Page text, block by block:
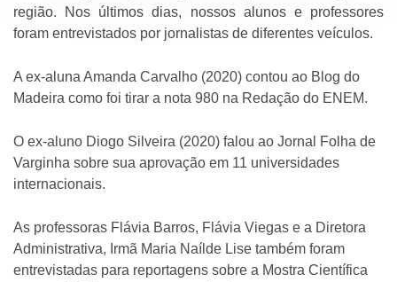
região. Nos últimos dias, nossos alunos e professores
foram entrevistados por jornalistas de diferentes veículos.
A ex-aluna Amanda Carvalho (2020) contou ao Blog do
Madeira como foi tirar a nota 980 na Redação do ENEM.
O ex-aluno Diogo Silveira (2020) falou ao Jornal Folha de
Varginha sobre sua aprovação em 11 universidades
internacionais.
As professoras Flávia Barros, Flávia Viegas e a Diretora
Administrativa, Irmã Maria Naílde Lise também foram
entrevistadas para reportagens sobre a Mostra Científica